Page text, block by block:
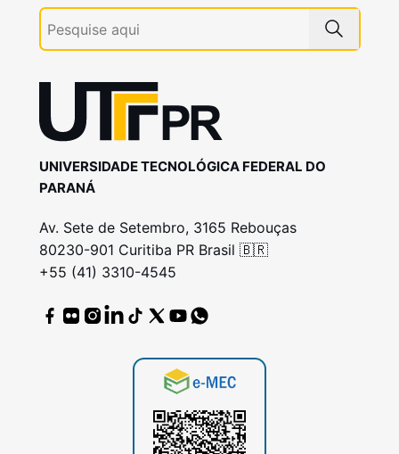
UNIVERSIDADE TECNOLÓGICA FEDERAL DO
PARANÁ
Av. Sete de Setembro, 3165 Rebouças
80230-901 Curitiba PR Brasil 🇧🇷
+55 (41) 3310-4545